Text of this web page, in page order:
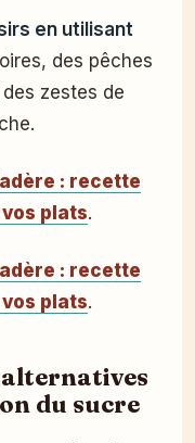
en utilisant
des pêches
zestes de
: recette
plats.
: recette
plats.
du sucre